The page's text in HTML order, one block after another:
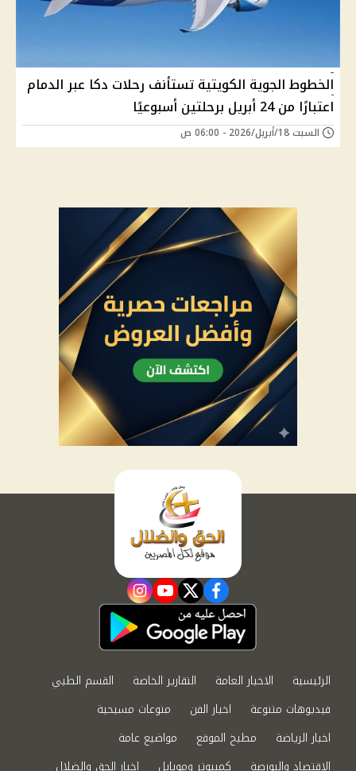
الخطوط الجوية الكويتية تستأنف رحلات دكا عبر الدمام
اعتبارًا من 24 أبريل برحلتين أسبوعيًا
السبت 18/أبريل/2026 - 06:00 ص
facebook
twitter
youtube
instagram
الرئيسية الاخبار العامة التقارير الخاصة
القسم الطبي
فيديوهات متنوعة
اخبار الفن
منوعات مسيحية
اخبار الرياضة
مطبخ الموقع
مواضيع عامة
الاقتصاد والبورصة
كمبيوتر وموبايل اخبار الحق والضلال